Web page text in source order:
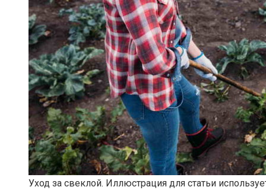
Уход за свеклой. Иллюстрация для статьи